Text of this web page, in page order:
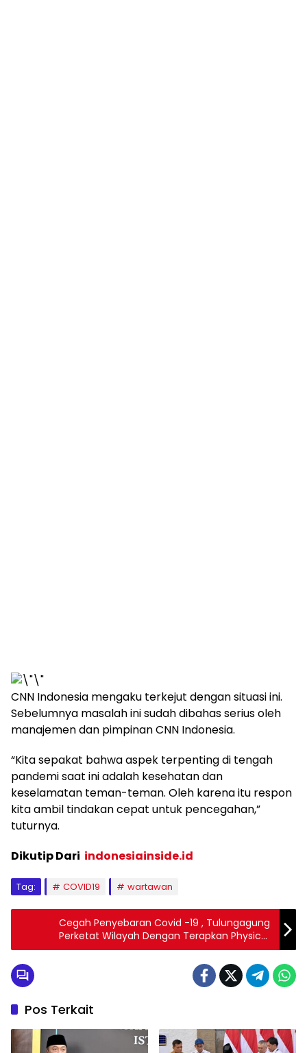
CNN Indonesia mengaku terkejut dengan situasi ini.
Sebelumnya masalah ini sudah dibahas serius oleh
manajemen dan pimpinan CNN Indonesia.
“Kita sepakat bahwa aspek terpenting di tengah
pandemi saat ini adalah kesehatan dan
keselamatan teman-teman. Oleh karena itu respon
kita ambil tindakan cepat untuk pencegahan,”
tuturnya.
Dikutip Dari indonesiainside.id
Tag: COVID19 wartawan
Cegah Penyebaran Covid -19 , Tulungagung
Perketat Wilayah Dengan Terapkan Physical
Distancing Di 16 Titik
Pos Terkait